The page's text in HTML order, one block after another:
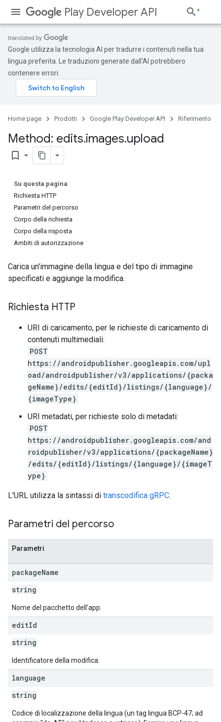
Play Developer API
Google utilizza la tecnologia AI per tradurre i contenuti nella tua
lingua preferita. Le traduzioni generate dall'AI potrebbero
contenere errori.
Home page Prodotti Google Play Developer API Riferimento
Method: edits.images.upload
bookmark_border
Su questa pagina
Richiesta HTTP
Parametri del percorso
Corpo della richiesta
Corpo della risposta
Ambiti di autorizzazione
Carica un'immagine della lingua e del tipo di immagine
specificati e aggiunge la modifica.
Richiesta HTTP
URI di caricamento, per le richieste di caricamento di
contenuti multimediali:
POST
https://androidpublisher.googleapis.com/upl
oad/androidpublisher/v3/applications/{packa
geName}/edits/{editId}/listings/{language}/
{imageType}
URI metadati, per richieste solo di metadati:
POST
https://androidpublisher.googleapis.com/and
roidpublisher/v3/applications/{packageName}
/edits/{editId}/listings/{language}/{imageT
ype}
L'URL utilizza la sintassi di transcodifica gRPC.
Parametri del percorso
Parametri
packageName
string
Nome del pacchetto dell'app.
editId
string
Identificatore della modifica.
language
string
Codice di localizzazione della lingua (un tag lingua BCP-47; ad